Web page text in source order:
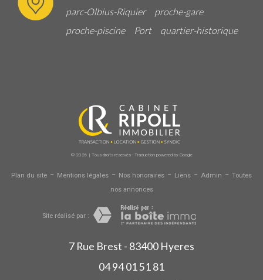
parc-Olbius-Riquier
proche-gare
proche-piscine
Port quartier-historique
© 2026 | Tous droits réservés - Traduction powered by Google
Plan du site - Mentions légales - Nos honoraires - Liens - Admin - Toutes
nos annonces
Site réalisé par :
7 Rue Brest - 83400 Hyeres
04 94 01 51 81